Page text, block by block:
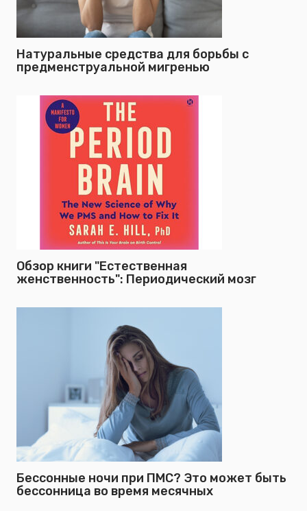
Натуральные средства для борьбы с
предменструальной мигренью
Обзор книги "Естественная
женственность": Периодический мозг
Бессонные ночи при ПМС? Это может быть
бессонница во время месячных